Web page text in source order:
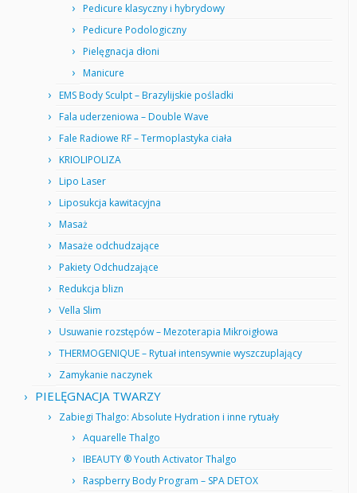
Pedicure klasyczny i hybrydowy
Pedicure Podologiczny
Pielęgnacja dłoni
Manicure
EMS Body Sculpt – Brazylijskie pośladki
Fala uderzeniowa – Double Wave
Fale Radiowe RF – Termoplastyka ciała
KRIOLIPOLIZA
Lipo Laser
Liposukcja kawitacyjna
Masaż
Masaże odchudzające
Pakiety Odchudzające
Redukcja blizn
Vella Slim
Usuwanie rozstępów – Mezoterapia Mikroigłowa
THERMOGENIQUE – Rytuał intensywnie wyszczuplający
Zamykanie naczynek
PIELĘGNACJA TWARZY
Zabiegi Thalgo: Absolute Hydration i inne rytuały
Aquarelle Thalgo
IBEAUTY ® Youth Activator Thalgo
Raspberry Body Program – SPA DETOX